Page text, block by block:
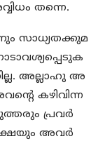
തന്നെ.
സാധ്യതക്കുമ
അല്ലാഹു അ
കഴിവിന്ന
പ്രവർ
അവർ